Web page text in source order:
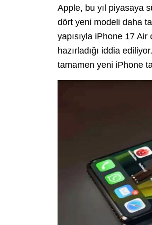
Apple, bu yıl piyasaya
dört yeni modeli daha
yapısıyla iPhone 17
hazırladığı iddia
tamamen yeni iPhone